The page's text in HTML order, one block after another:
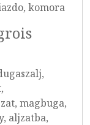
komora
magbuga,
aljzatba,